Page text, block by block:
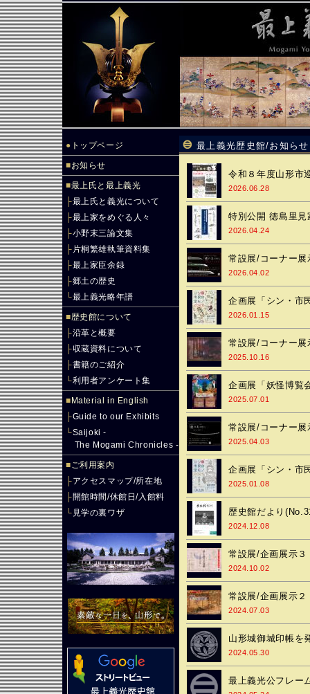
● トップページ
■お知らせ
■最上氏と最上義光
├最上氏と義光について
├最上家をめぐる人々
├小野末三論文集
├ 片桐繁雄執筆資料集
├最上家臣余録
├郷土の歴史
└最上義光略年譜
■歴史館について
├沿革と概要
├収蔵資料について
├書籍のご紹介
└利用者アンケート集
■ Material in English
├Guide to our Exhibits
└Saijoki -
The Mogami Chronicles -
■ご利用案内
├アクセスマップ/所在地
├開館時間/休館日/入館料
└ 見学の裏ワザ
最上義光歴史館/お知らせ
令和８年度山形市
2026.06.28
特別公開 徳島里
2026.04.24
常設展/コーナー
2026.04.02
企画展「シン・市
2026.01.15
常設展/コーナー
2025.10.16
企画展「妖怪博覧
2025.07.01
常設展/コーナー
2025.04.03
企画展「シン・市
2025.01.08
歴史館だより
2024.12.08
常設展/企画展示
2024.10.02
常設展/企画展示
2024.07.03
山形城御城印帳を
2024.05.30
最上義光公フレー